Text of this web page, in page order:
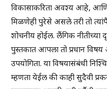
विकासाकरिता अवश्य आहे,
मिळणेही पुरेसे असले तरी तो
शोचनीय होईल. लैंगिक नीतीच्या
पुस्तकात आपला तो प्रधान विषय
उपयोगिता. या विषयासंबंधी
म्हणता येईल की काही सुदैवी